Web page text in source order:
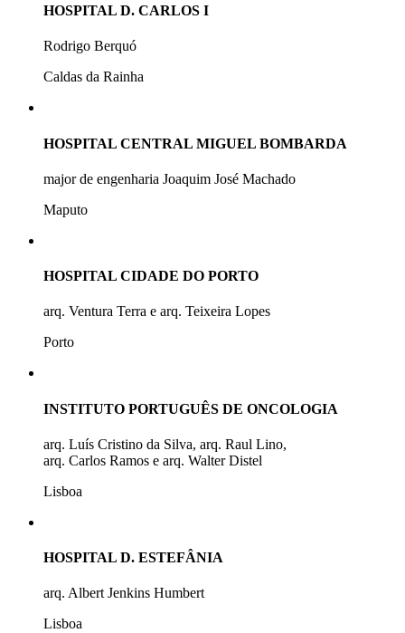
HOSPITAL D. CARLOS I
Rodrigo Berquó
Caldas da Rainha
HOSPITAL CENTRAL MIGUEL BOMBARDA
major de engenharia Joaquim José Machado
Maputo
HOSPITAL CIDADE DO PORTO
arq. Ventura Terra e arq. Teixeira Lopes
Porto
INSTITUTO PORTUGUÊS DE ONCOLOGIA
arq. Luís Cristino da Silva, arq. Raul Lino,
arq. Carlos Ramos e arq. Walter Distel
Lisboa
HOSPITAL D. ESTEFÂNIA
arq. Albert Jenkins Humbert
Lisboa